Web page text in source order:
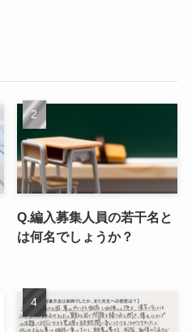
Q.編入募集人員の若干名と
は何名でしょうか？